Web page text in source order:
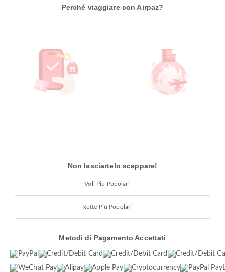
Perché viaggiare con Airpaz?
Non lasciartelo scappare!
Voli Più Popolari
Rotte Più Popolari
Metodi di Pagamento Accettati